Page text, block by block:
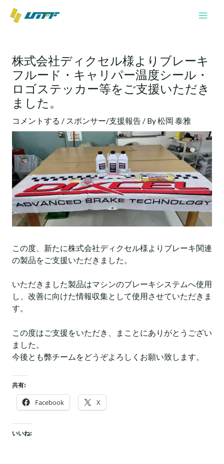
株式会社ディクセル様よりブレーキ
フルード・キャリパー温度シール・
ロゴステッカー等をご支援いただき
ました。
コメントする / スポンサー/支援報告/ By松岡 泰雅
この度、新たに株式会社ディクセル様よりブレーキ関連
の製品をご支援いただきました。
いただきました製品はマシンのブレーキシステムへ使用
し、改善に向けた情報収集として使用させていただきま
す。
この度はご支援をいただき、まことにありがとうござい
ました。
今後とも弊チームをどうぞよろしくお願い致します。
共有:
Facebook X
いいね:
ナ
ビ
ゲ
ー
シ
ョ
ン